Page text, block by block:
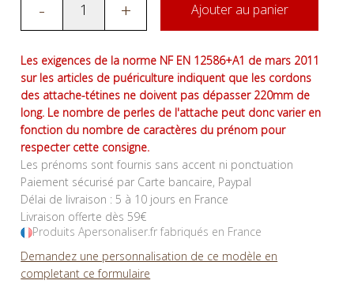
- + Ajouter au panier
Les exigences de la norme NF EN 12586+A1 de mars 2011
sur les articles de puériculture indiquent que les cordons
des attache-tétines ne doivent pas dépasser 220mm de
long. Le nombre de perles de l'attache peut donc varier en
fonction du nombre de caractères du prénom pour
respecter cette consigne.
Les prénoms sont fournis sans accent ni ponctuation
Paiement sécurisé par Carte bancaire, Paypal
Délai de livraison : 5 à 10 jours en France
Livraison offerte dès 59€
Produits Apersonaliser.fr fabriqués en France
Demandez une personnalisation de ce modèle en
completant ce formulaire